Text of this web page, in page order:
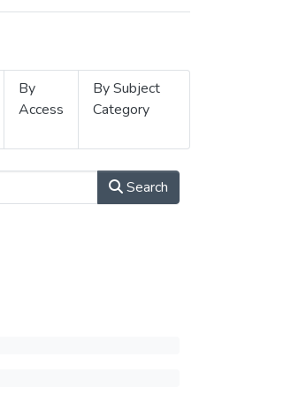
By
Access
By Subject
Category
Search